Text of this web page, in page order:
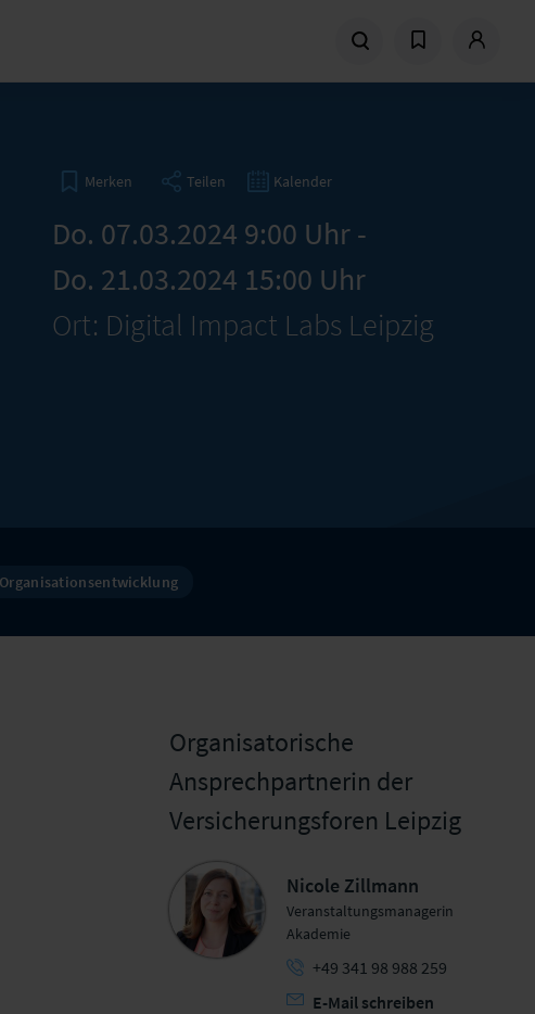
Merken Teilen Kalender
Do. 07.03.2024 9:00 Uhr -
Do. 21.03.2024 15:00 Uhr
Ort: Digital Impact Labs Leipzig
Organisationsentwicklung
Organisatorische
Ansprechpartnerin der
Versicherungsforen Leipzig
Nicole Zillmann
Veranstaltungsmanagerin
Akademie
+49 341 98 988 259
E-Mail schreiben